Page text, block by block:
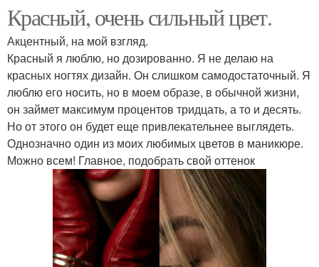
Красный, очень сильный цвет.
Акцентный, на мой взгляд.
Красный я люблю, но дозированно. Я не делаю на
красных ногтях дизайн. Он слишком самодостаточный. Я
люблю его носить, но в моем образе, в обычной жизни,
он займет максимум процентов тридцать, а то и десять.
Но от этого он будет еще привлекательнее выглядеть.
Однозначно один из моих любимых цветов в маникюре.
Можно всем! Главное, подобрать свой оттенок